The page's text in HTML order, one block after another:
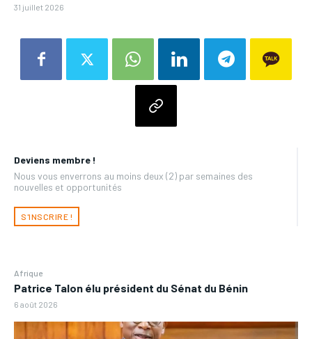
Deviens membre !
Nous vous enverrons au moins deux (2) par semaines des
nouvelles et opportunités
S'INSCRIRE !
Afrique
Patrice Talon élu président du Sénat du Bénin
6 août 2026
31 juillet 2026